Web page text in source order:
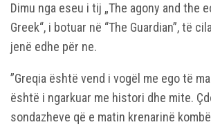
Dimu nga eseu i tij „The agony and the
Greek“, i botuar në “The Guardian”, të
jenë edhe për ne.
”Greqia është vend i vogël me ego të
është i ngarkuar me histori dhe mite.
sondazheve që e matin krenarinë